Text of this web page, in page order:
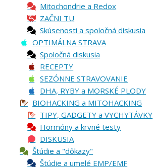
Mitochondrie a Redox
ZAČNI TU
Skúsenosti a spoločná diskusia
OPTIMÁLNA STRAVA
Spoločná diskusia
RECEPTY
SEZÓNNE STRAVOVANIE
DHA, RYBY a MORSKÉ PLODY
BIOHACKING a MITOHACKING
TIPY, GADGETY a VYCHYTÁVKY
Hormóny a krvné testy
DISKUSIA
Štúdie a "dôkazy"
Štúdie a umelé EMP/EMF